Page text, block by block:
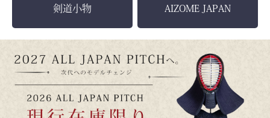
剣道小物 AIZOME JAPAN